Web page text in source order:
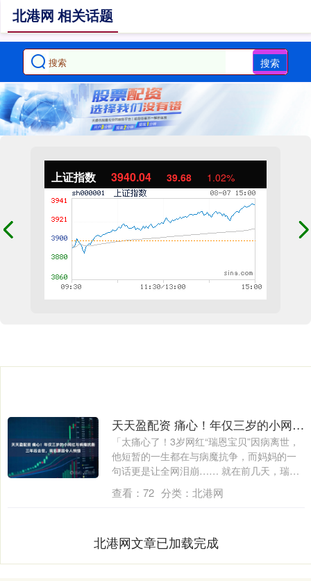
搜索
上证指数 3940.04 39.68 1.02%
北港网 相关话题
天天盈配资 痛心！年仅三岁的小网红与病痛抗衡三年后去世，背后原因令人惋惜
「太痛心了！3岁网红“瑞恩宝贝”因病离世，
他短暂的一生都在与病魔抗争，而妈妈的一
句话更是让全网泪崩…… 就在前几天，瑞
恩....
查看： 72 分类： 北港网
北港网文章已加载完成